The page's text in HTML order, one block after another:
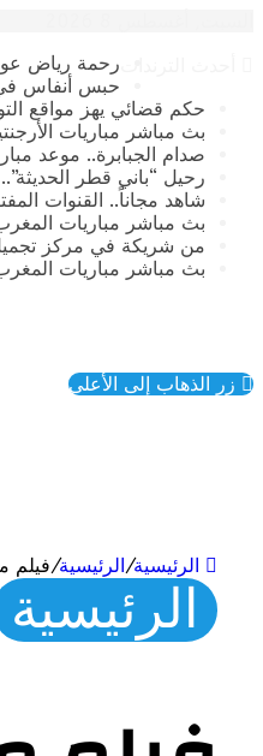
رحمة رياض
حبس أنفاس في
حكم قضائي يهز مواقع
بث مباشر مباريات
صدام الجبابرة.. موعد مباراة
رحيل “باني قطر الحديثة”..
​شاهد مجاناً.. القنوات
بث مباشر مباريات المغرب
من شريكة في مركز
بث مباشر مباريات
الرئيسية/الرئيسية/فيلم
الرئيسية
زر الذهاب إلى الأعلى